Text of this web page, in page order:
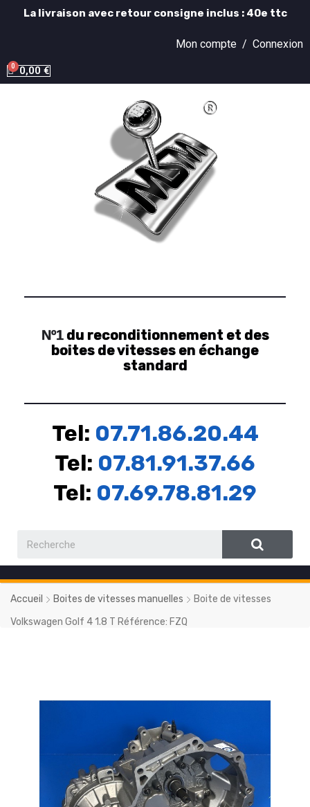
La livraison avec retour consigne inclus : 40e ttc
Mon compte / Connexion
0,00 €
Nº1du reconditionnement et des
boites de vitesses en échange
standard
Tel: 07.71.86.20.44
Tel: 07.81.91.37.66
Tel: 07.69.78.81.29
Accueil Boites de vitesses manuelles
Boite de vitesses
Volkswagen Golf 4 1.8 T Référence: FZQ